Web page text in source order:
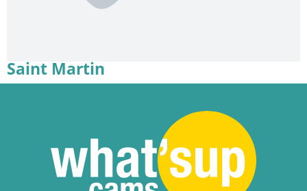
Saint Martin